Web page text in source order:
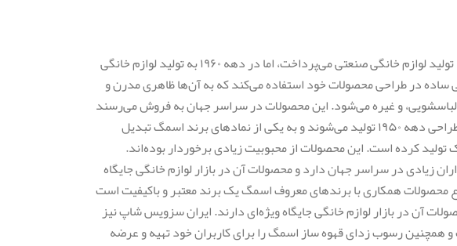
اسمگ (Smeg) یک برند لوازم خانگی ایتالیایی است که در سال ۱۹۴۸ توسط ویتوریا برتاتزونی تأسیس شد. این شرکت در ابتدا به تولید لوازم خانگی صنعتی می‌پرداخت، اما در دهه ۱۹۶۰ به تولید لوازم خانگی
در طراحی محصولات خود استفاده می‌کند که به آن‌ها ظاهری مدرن و
لباسشویی، و غیره می‌شود. این محصولات در سراسر جهان به فروش می‌رسند
و طرفداران زیادی دارند. یکی از محصولات محبوب اسمگ، یخچال‌های سری Retro آن است. این یخچال‌ها در رنگ‌های مختلف و با طراحی دهه ۱۹۵۰ تولید می‌شوند و به یکی از نمادهای برند اسمگ تبدیل
کرده است. این محصولات از محبوبیت زیادی برخوردار بوده‌اند.
زیادی در سراسر جهان دارد و محصولات آن در بازار لوازم خانگی جایگاه
محصولات همکاری با برندهای معروف اسمگ یک برند معتبر و باکیفیت است
آن در بازار لوازم خانگی جایگاه ویژه‌ای دارند. ایران سزویس شاپ نیز
و همچنین رسوب زدای قهوه ساز اسمگ را برای کاربران خود تهیه و عرضه